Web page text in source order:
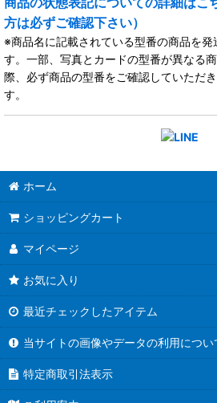
方は必ずご確認下さい）
※商品名に記載されている型番の商品を発
す。一部、写真とカードの型番が異なる
際、必ず商品の型番をご確認していただ
す。
ホーム
ショッピングカート
マイページ
お気に入り
最近チェックしたアイテム
当サイトの画像やデータの利用につい
特定商取引法表示